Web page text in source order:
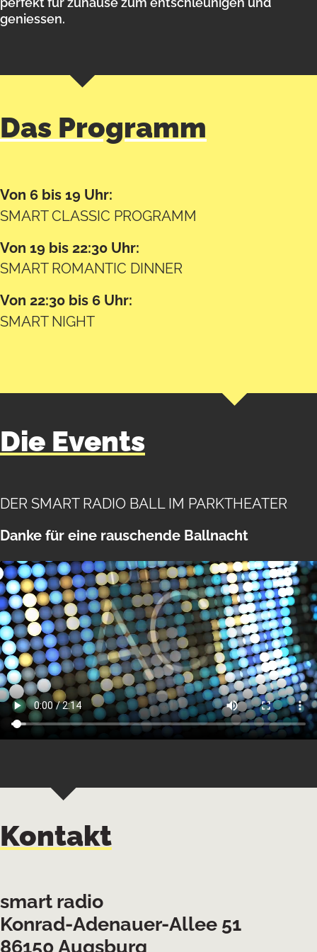
heute mit dieser Technologie.
Mit den neuen digitalen Radiogeräten (DAB+)
an über 30 neuen digitalen Radiosendern.
geniessen.
Das Programm
Von 6 bis 19 Uhr:
SMART CLASSIC PROGRAMM
Von 19 bis 22:30 Uhr:
SMART ROMANTIC DINNER
Von 22:30 bis 6 Uhr:
SMART NIGHT
Die Events
DER SMART RADIO BALL IM PARKTHEATER
Danke für eine rauschende Ballnacht
Kontakt
smart radio
Konrad-Adenauer-Allee 51
86150 Augsburg